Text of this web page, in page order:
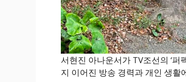
서현진 아나운서가 TV조선의 ‘
지 이어진 방송 경력과 개인 생활